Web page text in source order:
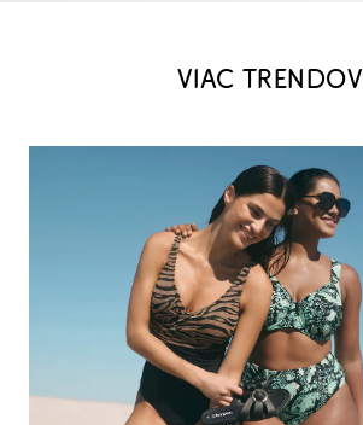
VIAC TRENDOV